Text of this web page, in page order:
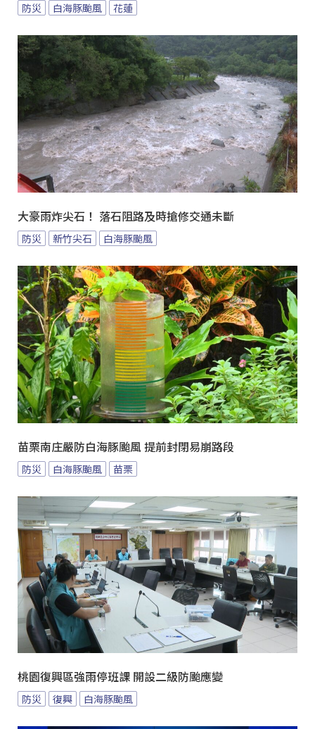
防災 白海豚颱風 花蓮
大豪雨炸尖石！ 落石阻路及時搶修交通未斷
防災 新竹尖石 白海豚颱風
苗栗南庄嚴防白海豚颱風 提前封閉易崩路段
防災 白海豚颱風 苗栗
桃園復興區強雨停班課 開設二級防颱應變
防災 復興 白海豚颱風